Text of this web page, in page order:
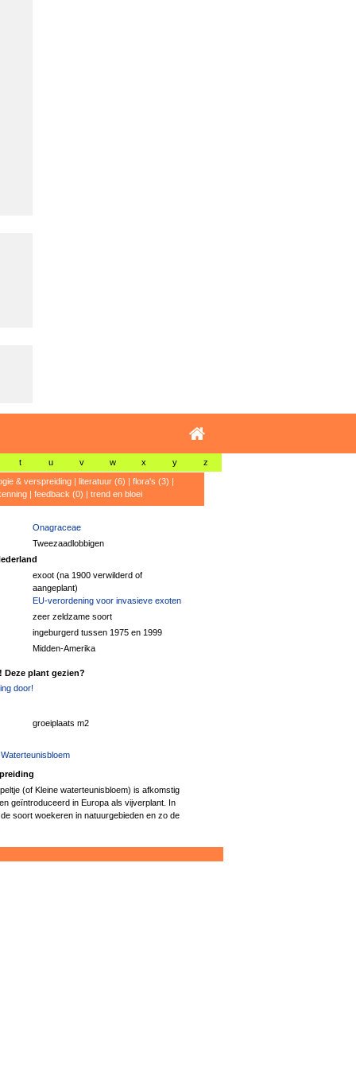
t u v w x y z
& verspreiding| literatuur (6) | flora's (3) |
| feedback (0) | trend en bloei
Onagraceae
Tweezaadlobbigen
exoot (na 1900 verwilderd of
aangeplant)
EU-verordening voor invasieve exoten
zeer zeldzame soort
ingeburgerd tussen 1975 en 1999
Midden-Amerika
Deze plant gezien?
door!
groeiplaats m2
(of Kleine waterteunisbloem) is afkomstig
geïntroduceerd in Europa als vijverplant. In
soort woekeren in natuurgebieden en zo de